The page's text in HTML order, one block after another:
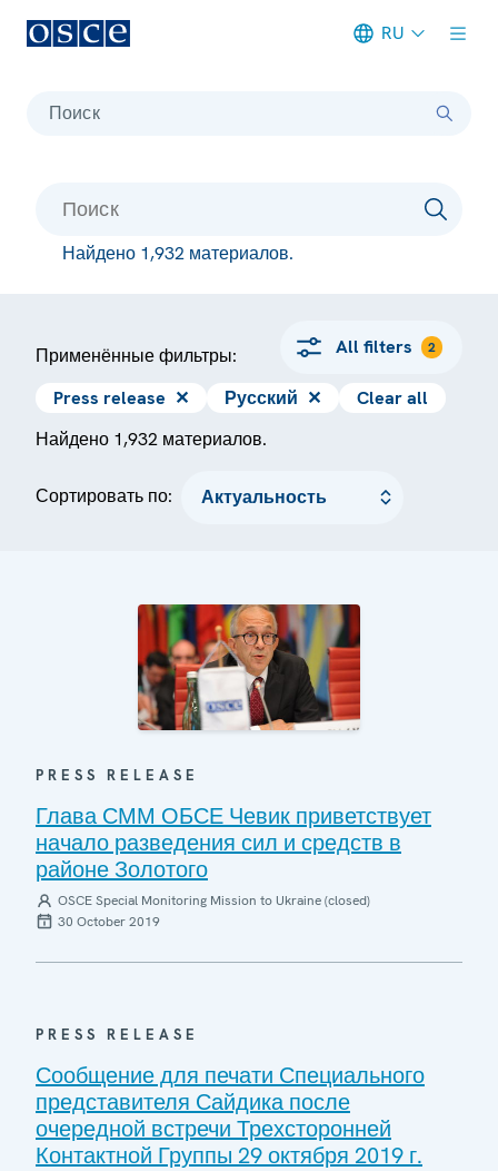
RU
Поиск
Найдено 1,932 материалов.
Применённые фильтры: All filters 2
Press release ✕ Русский ✕
Clear all
Найдено 1,932 материалов.
Сортировать по:
PRESS RELEASE
Глава СММ ОБСЕ Чевик приветствует
начало разведения сил и средств в
районе Золотого
OSCE Special Monitoring Mission to Ukraine (closed)
30 October 2019
PRESS RELEASE
Сообщение для печати Специального
представителя Сайдика после
очередной встречи Трехсторонней
Контактной Группы 29 октября 2019 г.